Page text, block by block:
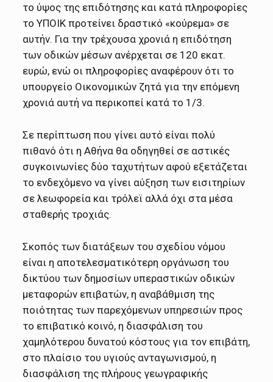
το ύψος της επιδότησης και κατά πληροφορίες
το ΥΠΟΙΚ προτείνει δραστικό «κούρεμα» σε
αυτήν. Για την τρέχουσα χρονιά η επιδότηση
των οδικών μέσων ανέρχεται σε 120 εκατ.
ευρώ, ενώ οι πληροφορίες αναφέρουν ότι το
υπουργείο Οικονομικών ζητά για την επόμενη
χρονιά αυτή να περικοπεί κατά το 1/3.
Σε περίπτωση που γίνει αυτό είναι πολύ
πιθανό ότι η Αθήνα θα οδηγηθεί σε αστικές
συγκοινωνίες δύο ταχυτήτων αφού εξετάζεται
το ενδεχόμενο να γίνει αύξηση των εισιτηρίων
σε λεωφορεία και τρόλεϊ αλλά όχι στα μέσα
σταθερής τροχιάς.
Σκοπός των διατάξεων του σχεδίου νόμου
είναι η αποτελεσματικότερη οργάνωση του
δικτύου των δημοσίων υπεραστικών οδικών
μεταφορών επιβατών, η αναβάθμιση της
ποιότητας των παρεχόμενων υπηρεσιών προς
το επιβατικό κοινό, η διασφάλιση του
χαμηλότερου δυνατού κόστους για τον επιβάτη,
στο πλαίσιο του υγιούς ανταγωνισμού, η
διασφάλιση της πλήρους γεωγραφικής